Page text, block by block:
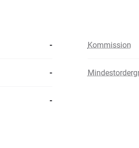
- Kommission
-
-